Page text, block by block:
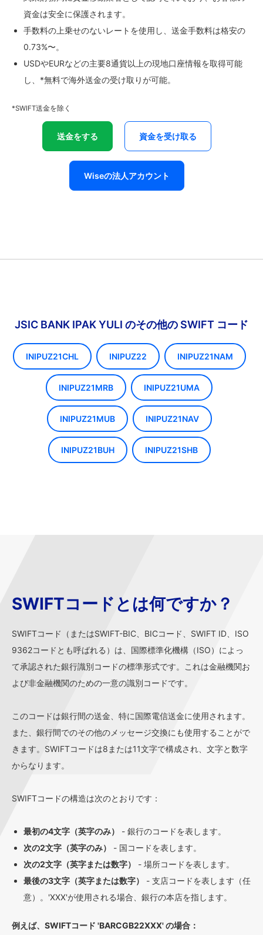
資金は安全に保護されます。
手数料の上乗せのないレートを使用し、送金手数料は格安の
0.73%〜。
USDやEURなどの主要8通貨以上の現地口座情報を取得可能
し、*無料で海外送金の受け取りが可能。
*SWIFT送金を除く
送金をする 資金を受け取る
Wiseの法人アカウント
JSIC BANK IPAK YULI のその他の SWIFT コード
INIPUZ21CHL INIPUZ22 INIPUZ21NAM
INIPUZ21MRB INIPUZ21UMA
INIPUZ21MUB INIPUZ21NAV
INIPUZ21BUH INIPUZ21SHB
SWIFTコードとは何ですか？
SWIFTコード（またはSWIFT-BIC、BICコード、SWIFT ID、ISO
9362コードとも呼ばれる）は、国際標準化機構（ISO）によっ
て承認された銀行識別コードの標準形式です。これは金融機関お
よび非金融機関のための一意の識別コードです。
このコードは銀行間の送金、特に国際電信送金に使用されます。
また、銀行間でのその他のメッセージ交換にも使用することがで
きます。SWIFTコードは8または11文字で構成され、文字と数字
からなります。
SWIFTコードの構造は次のとおりです：
最初の4文字（英字のみ）
- 銀行のコードを表します。
次の2文字（英字のみ）
- 国コードを表します。
次の2文字（英字または数字）
- 場所コードを表します。
最後の3文字（英字または数字）
- 支店コードを表します（任
意）。'XXX'が使用される場合、銀行の本店を指します。
例えば、SWIFTコード 'BARCGB22XXX' の場合：